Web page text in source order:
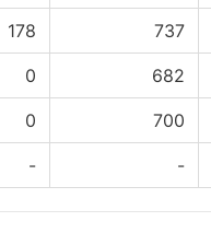
178 737
0 682
0 700
- -